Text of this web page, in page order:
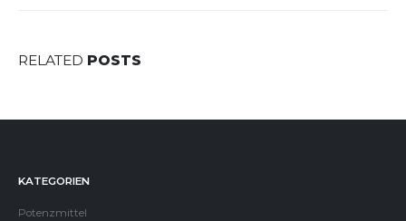
RELATED POSTS
KATEGORIEN
Potenzmittel